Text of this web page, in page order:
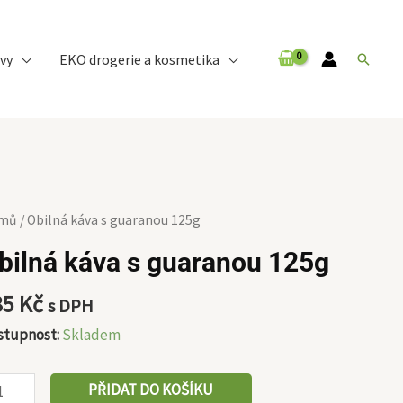
EKO drogerie a kosmetika Hledat
/ Obilná káva s guaranou 125g
káva s guaranou 125g
Kčs DPH
Skladem
PŘIDAT DO KOŠÍKU